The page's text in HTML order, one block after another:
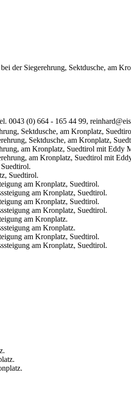
der Siegerehrung, Sektdusche, am
0043 (0) 664 - 165 44 99,
Sektdusche, am Kronplatz,
am Kronplatz, Suedtirol mit Eddy
am Kronplatz, Suedtirol.
am Kronplatz, Suedtirol.
am Kronplatz.
am Kronplatz, Suedtirol.